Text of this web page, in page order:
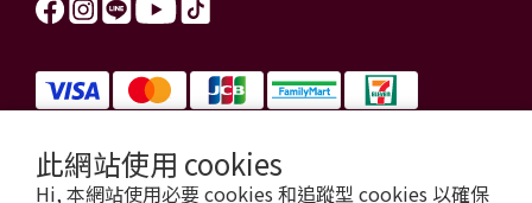
此網站使用 cookies
Hi, 本網站使用必要 cookies 和追蹤型 cookies 以確保
信源電器有限公司 統一編號：84179325